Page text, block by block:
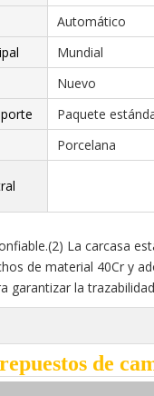
Automático
Mundial
Nuevo
Paquete
Porcelana
La carcasa
de material 40Cr y
garantizar la
de